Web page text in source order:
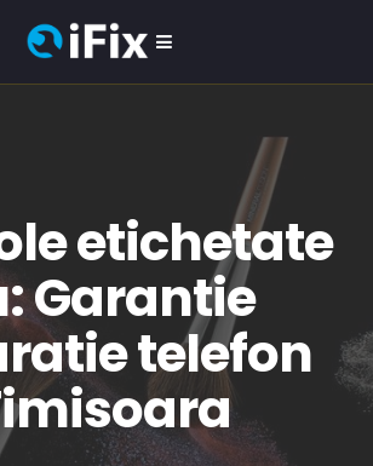
etichetate
Garantie
telefon